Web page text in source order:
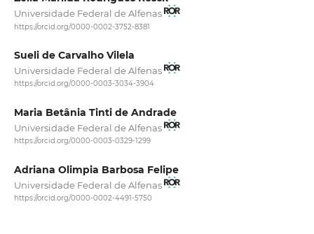
Universidade Federal de Alfenas
https://orcid.org/0000-0002-3752-8381
Sueli de Carvalho Vilela
Universidade Federal de Alfenas
https://orcid.org/0000-0003-3034-3904
Maria Betânia Tinti de Andrade
Universidade Federal de Alfenas
https://orcid.org/0000-0003-0329-1299
Adriana Olimpia Barbosa Felipe
Universidade Federal de Alfenas
https://orcid.org/0000-0002-4491-5750